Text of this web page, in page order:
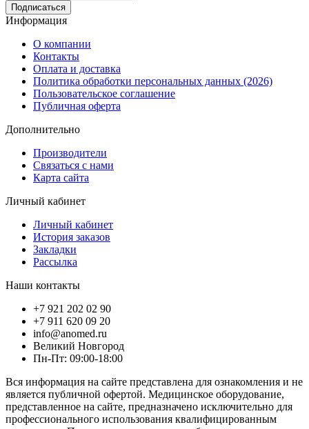
Информация
О компании
Контакты
Оплата и доставка
Политика обработки персональных данных (2026)
Пользовательское соглашение
Публичная оферта
Дополнительно
Производители
Связаться с нами
Карта сайта
Личный кабинет
Личный кабинет
История заказов
Закладки
Рассылка
Наши контакты
+7 921 202 02 90
+7 911 620 09 20
info@anomed.ru
Великий Новгород
Пн-Пт: 09:00-18:00
Вся информация на сайте представлена для ознакомления и не
является публичной офертой. Медицинское оборудование,
представленное на сайте, предназначено исключительно для
профессионального использования квалифицированным